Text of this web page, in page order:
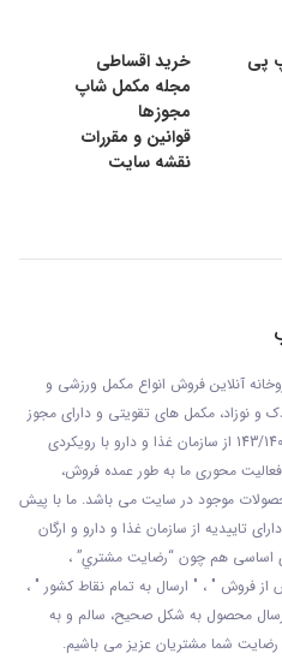
پی
خرید اقساطی
مجله مکمل شاپ
مجوزها
قوانین و مقررات
نقشه سایت
آنلاین فروش انواع مکمل ورزشی و
و نوزاد، مکمل های تقویتی و دارای مجوز
سازمان غذا و دارو با رويکردی
محوری ما به طور عمده فروش،
موجود در سایت می باشد. ما با پيش
تاييديه از سازمان غذا و دارو و ارگان
اساسی هم چون “رضايت مشتري” ،
فروش " ، " ارسال به تمام نقاط کشور " ،
ارسال محصول به شکل صحيح، سالم و به
شما مشتريان عزیز می باشيم.